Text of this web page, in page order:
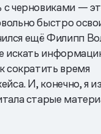
с черновиками —
быстро
ещё Филипп
искать
сократить время
И, конечно, я
старые